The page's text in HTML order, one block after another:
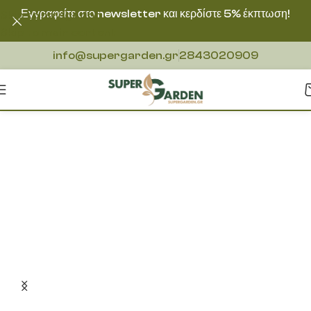
Skip to navigation
Εγγραφείτε στο newsletter και κερδίστε 5% έκπτωση!
info@supergarden.gr2843020909